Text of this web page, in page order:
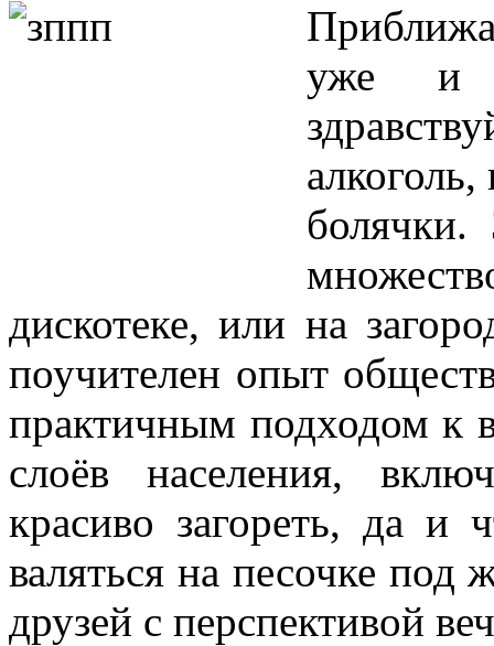
уже и
дискотеке, или на
поучителен опыт
практичным подходом к
слоёв населения,
красиво загореть, да и
валяться на песочке
друзей с перспективой